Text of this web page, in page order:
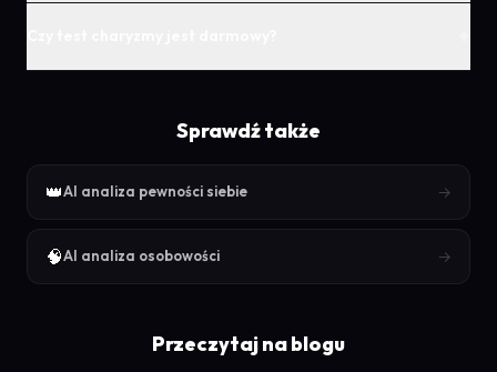
Sprawdź także
👑AI analiza pewności siebie →
🧠AI analiza osobowości →
Przeczytaj na blogu